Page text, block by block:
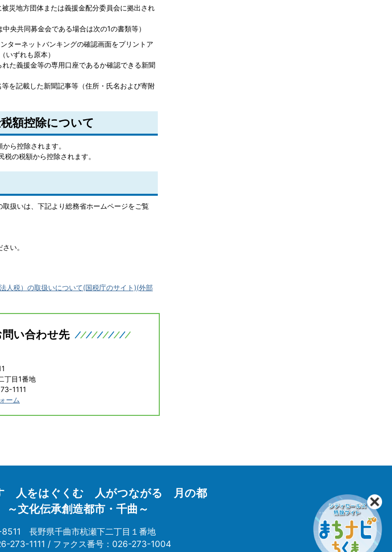
災地方団体または義援金配分委員会に拠出され
央共同募金会である場合は次の1の書類等）
ターネットバンキングの確認画面をプリントア
いずれも原本）
た義援金等の専用口座であるか確認できる新聞
を記載した新聞記事等（住所・氏名および寄附
額控除について
ら控除されます。
の税額から控除されます。
扱いは、下記より総務省ホームページをご覧
い。
人税）の取扱いについて(国税庁のサイト)(外部
い合わせ先
丁目1番地
1111
ーム
人をはぐくむ 人がつながる 月の都
～文化伝承創造都市・千曲～
長野県千曲市杭瀬下二丁目１番地
273-1111 / ファクス番号：026-273-1004